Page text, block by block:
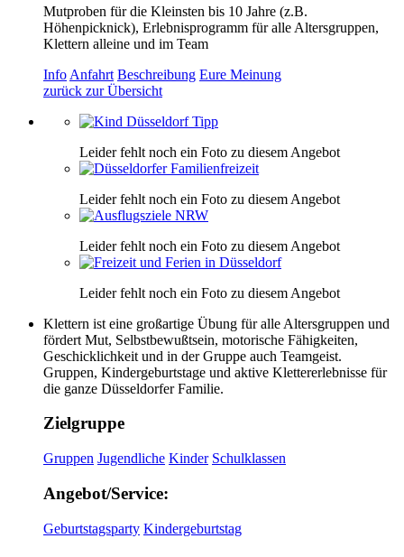
Mutproben für die Kleinsten bis 10 Jahre (z.B.
Höhenpicknick), Erlebnisprogramm für alle Altersgruppen,
Klettern alleine und im Team
Info Anfahrt Beschreibung Eure Meinung
zurück zur Übersicht
Leider fehlt noch ein Foto zu diesem Angebot
Leider fehlt noch ein Foto zu diesem Angebot
Leider fehlt noch ein Foto zu diesem Angebot
Leider fehlt noch ein Foto zu diesem Angebot
Klettern ist eine großartige Übung für alle Altersgruppen und
fördert Mut, Selbstbewußtsein, motorische Fähigkeiten,
Geschicklichkeit und in der Gruppe auch Teamgeist.
Gruppen, Kindergeburtstage und aktive Klettererlebnisse für
die ganze Düsseldorfer Familie.
Zielgruppe
Gruppen Jugendliche Kinder Schulklassen
Angebot/Service:
Geburtstagsparty Kindergeburtstag